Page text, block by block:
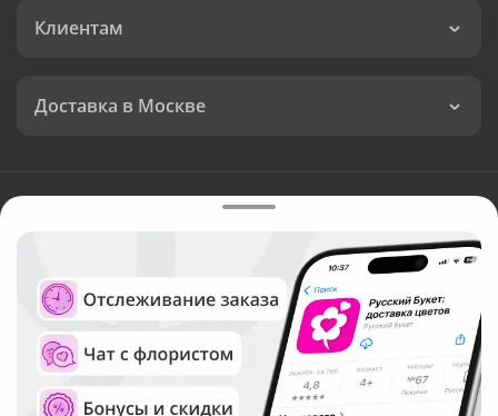
Клиентам
Доставка в Москве
Валюта:
Служба круглосуточной доставки цветов в Москве
Русский Букет, 2026
Общество с ограниченной ответственностью «Технология»
ОГРН: 1195476081745, ИНН: 5410081997